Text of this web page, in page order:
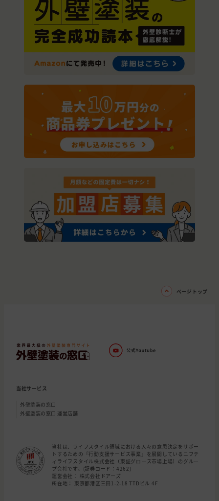
ページトップ
当社サービス
外壁塗装の窓口
外壁塗装の窓口 運営店舗
当社は、ライフスタイル領域における人々の意思決定をサポー
トするための「行動支援サービス事業」を展開しているニフテ
ィライフスタイル株式会社（東証グロース市場上場）のグルー
プ会社です。(証券コード：4262)
運営会社： 株式会社ドアーズ
所在地： 東京都港区三田1-2-18 TTDビル 4F